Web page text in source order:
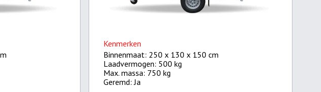
Kenmerken
Binnenmaat: 250 x 130 x 150 cm
Laadvermogen: 500 kg
Max. massa: 750 kg
Geremd: Ja